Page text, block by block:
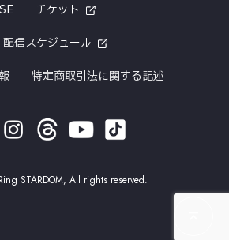
チケット
配信スケジュール
特定商取引法に関する記述
STARDOM, All rights reserved.